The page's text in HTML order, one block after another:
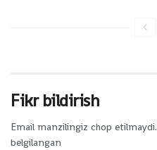
Fikr bildirish
Email manzilingiz chop etilmaydi.
belgilangan